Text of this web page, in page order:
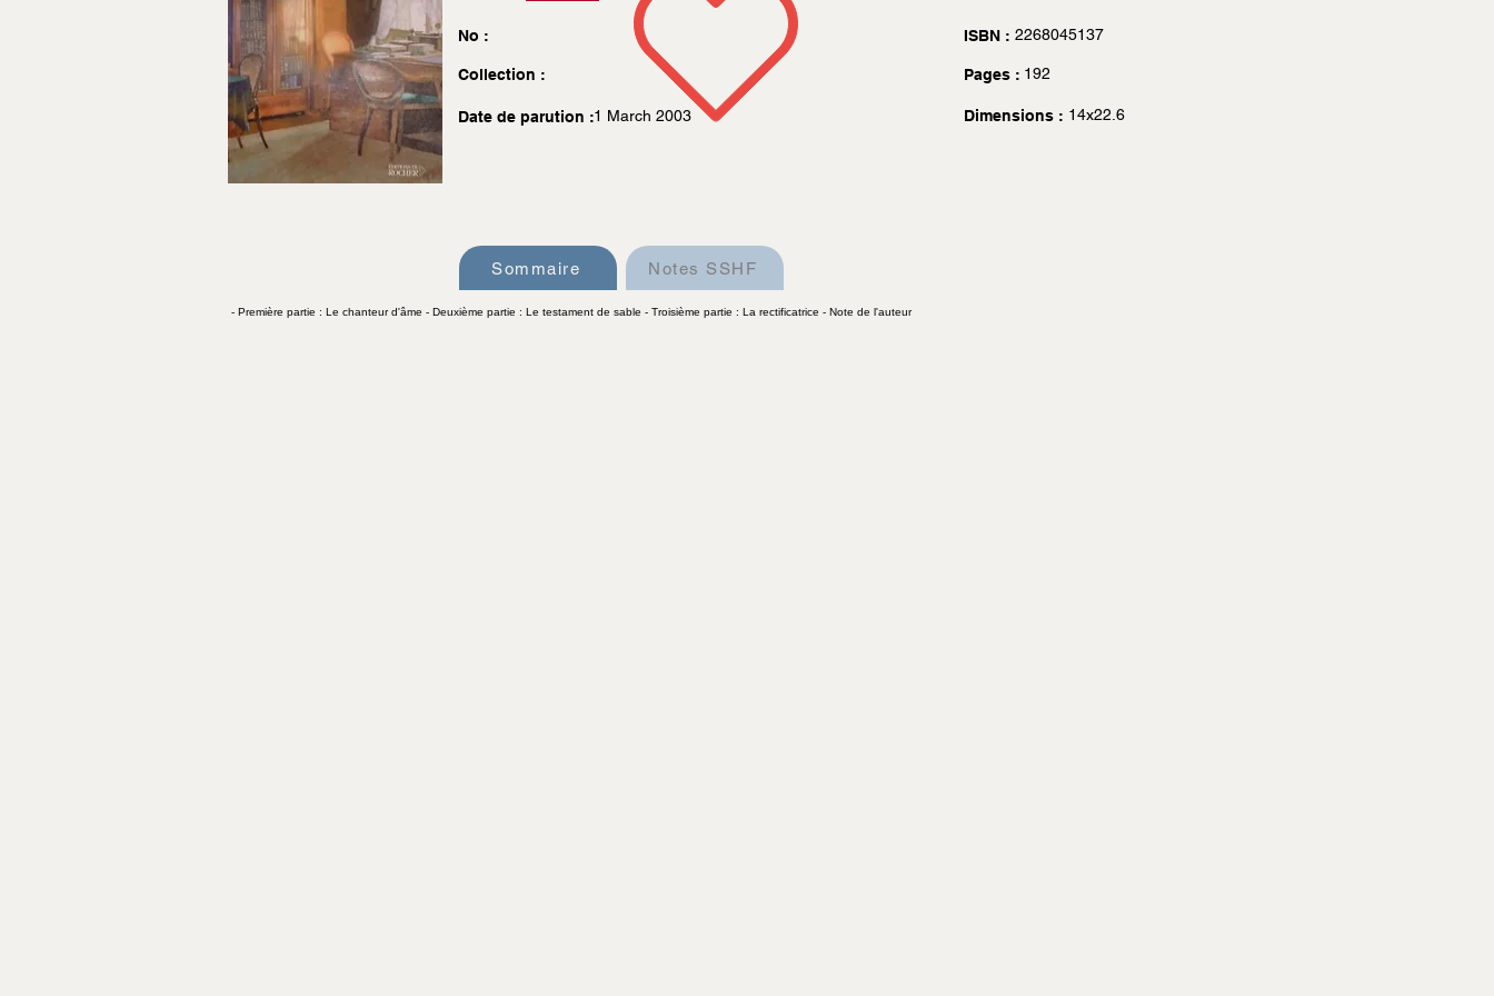
No :
Collection :
Date de parution :1 March 2003
ISBN : 2268045137
Pages : 192
Dimensions : 14x22.6
Sommaire Notes SSHF
- Première partie : Le chanteur d'âme - Deuxième partie : Le testament de sable - Troisième partie : La rectificatrice - Note de l'auteur